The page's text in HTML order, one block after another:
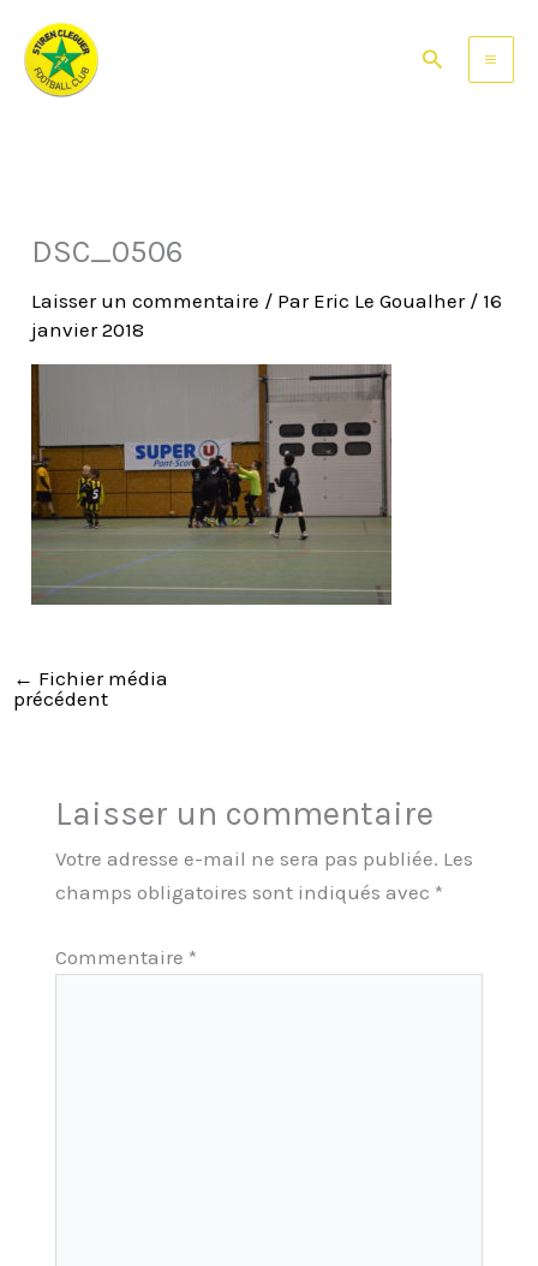
contenu
Rechercher
DSC_0506
Laisser un commentaire / Par Eric Le Goualher / 16
janvier 2018
← Fichier média
précédent
Laisser un commentaire
Votre adresse e-mail ne sera pas publiée. Les
champs obligatoires sont indiqués avec *
Commentaire *